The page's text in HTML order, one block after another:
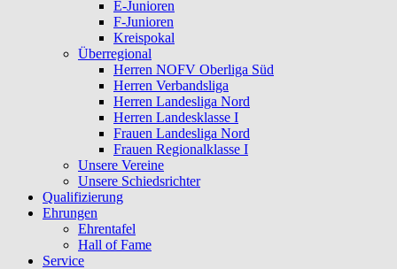
E-Junioren
F-Junioren
Kreispokal
Überregional
Herren NOFV Oberliga Süd
Herren Verbandsliga
Herren Landesliga Nord
Herren Landesklasse I
Frauen Landesliga Nord
Frauen Regionalklasse I
Unsere Vereine
Unsere Schiedsrichter
Qualifizierung
Ehrungen
Ehrentafel
Hall of Fame
Service